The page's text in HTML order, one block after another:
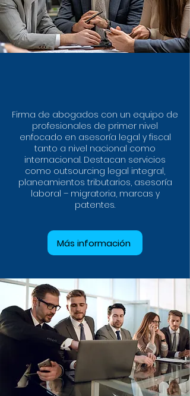
Firma de abogados con un equipo de
profesionales de primer nivel
enfocado en asesoría legal y fiscal
tanto a nivel nacional como
internacional. Destacan servicios
como outsourcing legal integral,
planeamientos tributarios, asesoría
laboral – migratoria, marcas y
patentes.
Más información